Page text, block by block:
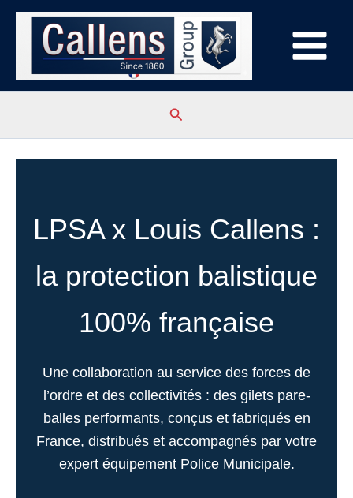
Aller
Rechercher
LPSA x Louis Callens :
la protection balistique
100% française
Une collaboration au service des forces de
l’ordre et des collectivités : des gilets pare-
balles performants, conçus et fabriqués en
France, distribués et accompagnés par votre
expert équipement Police Municipale.